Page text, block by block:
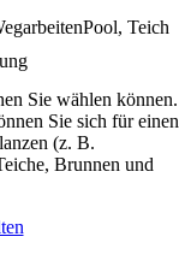
Pool, Teich
Sie wählen können.
Sie sich für einen
(z. B.
Brunnen und